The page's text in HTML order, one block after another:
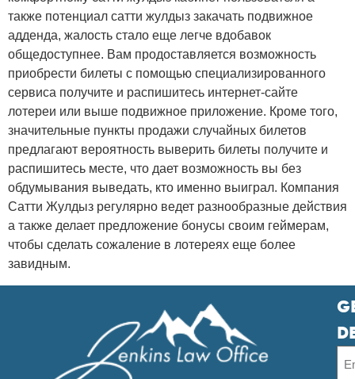
также потенциал сатти жулдыз закачать подвижное
адденда, жалость стало еще легче вдобавок
общедоступнее. Вам продоставляется возможность
приобрести билеты с помощью специализированного
сервиса получите и распишитесь интернет-сайте
лотереи или выше подвижное приложение. Кроме того,
значительные пункты продажи случайных билетов
предлагают вероятность выверить билеты получите и
распишитесь месте, что дает возможность вы без
обдумывания выведать, кто именно выиграл. Компания
Сатти Жулдыз регулярно ведет разнообразные действия
а также делает предложение бонусы своим геймерам,
чтобы сделать сожаление в лотереях еще более
завидным.